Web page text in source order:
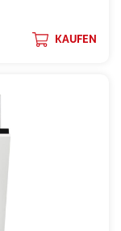
KAUFEN